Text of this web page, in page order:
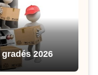
2026